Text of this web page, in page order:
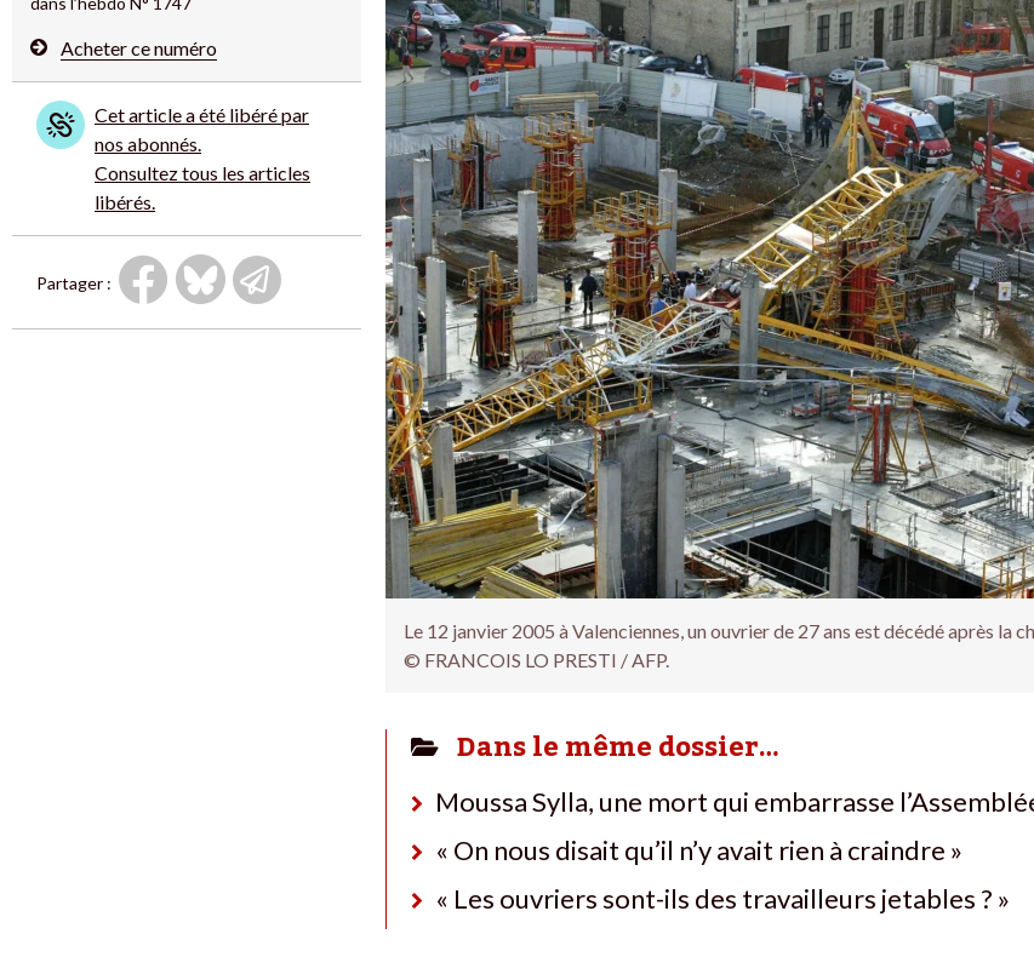
Acheter ce numéro
Cet article a été libéré par
nos abonnés.
Consultez tous les articles
libérés.
Partager :
Le 12 janvier 2005 à Valenciennes, un ouvrier de 27 ans est décédé après la
© FRANCOIS LO PRESTI / AFP.
Dans le même dossier…
Moussa Sylla, une mort qui embarrasse
« On nous disait qu’il n’y avait rien à craindre »
« Les ouvriers sont-ils des travailleurs jetables ? »